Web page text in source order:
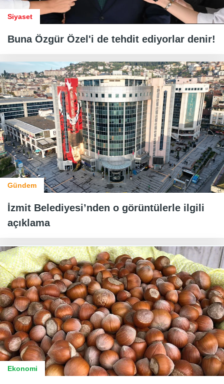
Siyaset
Buna Özgür Özel'i de tehdit ediyorlar denir!
Gündem
İzmit Belediyesi’nden o görüntülerle ilgili
açıklama
Ekonomi